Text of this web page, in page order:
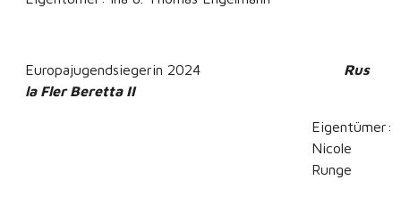
Europajugendsiegerin 2024 Rus
la Fler Beretta II
Eigentümer:
Nicole
Runge